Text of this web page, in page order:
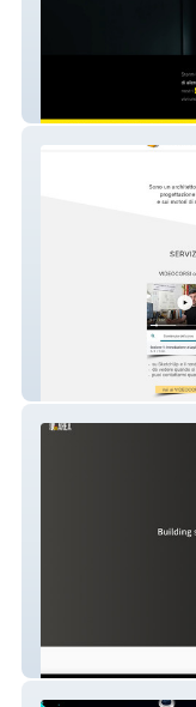
Storm Club Monza
Marco Chiarello